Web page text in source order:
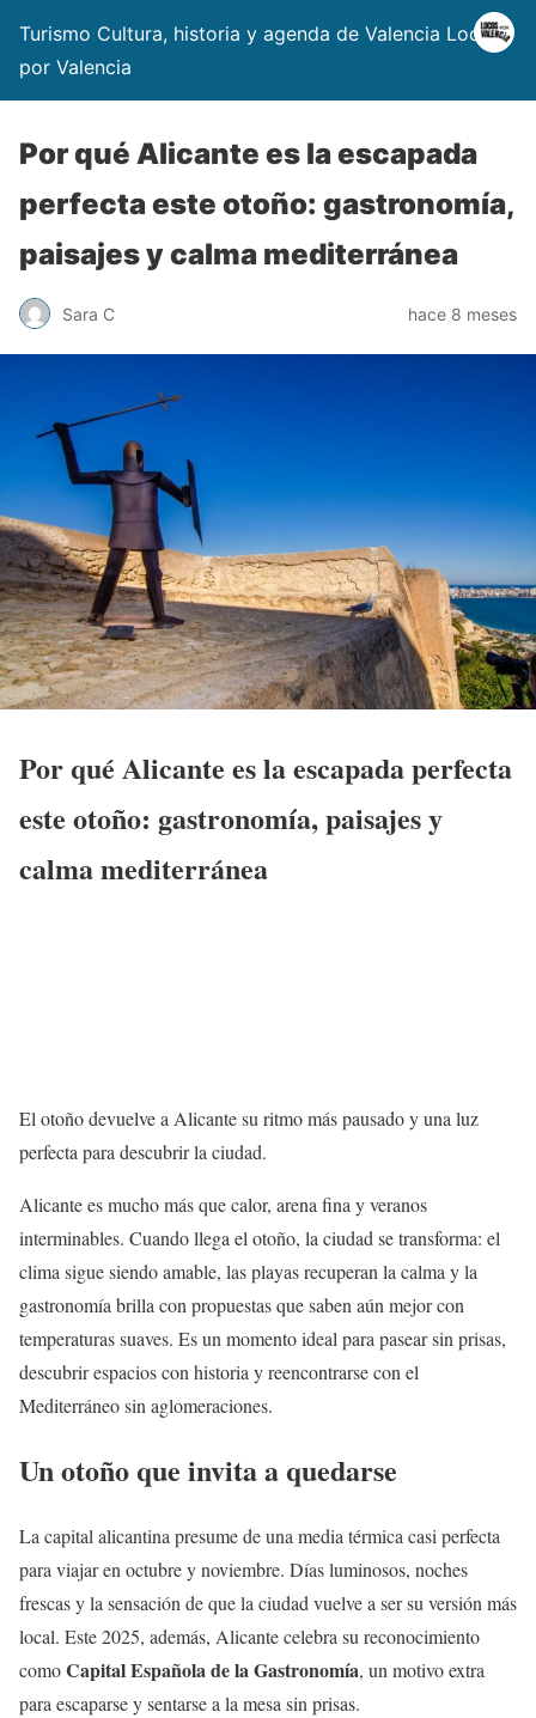
Turismo Cultura, historia y agenda de Valencia Locos
por Valencia
Por qué Alicante es la escapada
perfecta este otoño: gastronomía,
paisajes y calma mediterránea
Sara C hace 8 meses
Por qué Alicante es la escapada perfecta
este otoño: gastronomía, paisajes y
calma mediterránea
El otoño devuelve a Alicante su ritmo más pausado y una luz
perfecta para descubrir la ciudad.
Alicante es mucho más que calor, arena fina y veranos
interminables. Cuando llega el otoño, la ciudad se transforma: el
clima sigue siendo amable, las playas recuperan la calma y la
gastronomía brilla con propuestas que saben aún mejor con
temperaturas suaves. Es un momento ideal para pasear sin prisas,
descubrir espacios con historia y reencontrarse con el
Mediterráneo sin aglomeraciones.
Un otoño que invita a quedarse
La capital alicantina presume de una media térmica casi perfecta
para viajar en octubre y noviembre. Días luminosos, noches
frescas y la sensación de que la ciudad vuelve a ser su versión más
local. Este 2025, además, Alicante celebra su reconocimiento
comoCapital Española de la Gastronomía, un motivo extra
para escaparse y sentarse a la mesa sin prisas.